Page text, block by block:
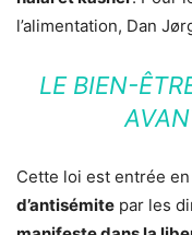
l’alimentation, Dan
LE BIEN-
Cette loi est entrée
d’antisémite par les